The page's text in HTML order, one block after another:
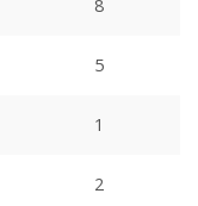
8
5
1
2